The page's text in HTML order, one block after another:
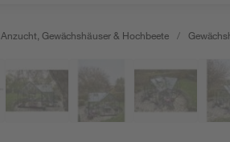
Anzucht, Gewächshäuser & Hochbeete /